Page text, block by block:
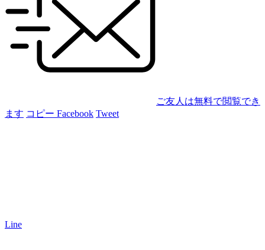
ご友人は無料で閲覧でき
ます コピー Facebook Tweet
Line